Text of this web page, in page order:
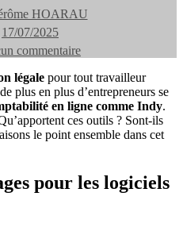
HOARAU
17/07/2025
commentaire
Logiciel
de
comptabilité
:
que
faut-
penser
?
légale pour tout travailleur
plus en plus d’entrepreneurs se
en ligne comme Indy.
ces outils ? Sont-ils
le point ensemble dans cet
pour les logiciels